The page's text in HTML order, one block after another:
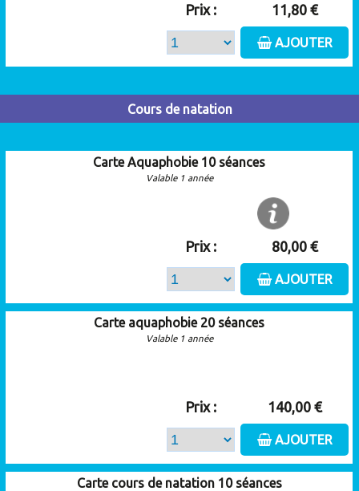
Prix : 11,80 €
AJOUTER
Cours de natation
Carte Aquaphobie 10 séances
Valable 1 année
Prix : 80,00 €
AJOUTER
Carte aquaphobie 20 séances
Valable 1 année
Prix : 140,00 €
AJOUTER
Carte cours de natation 10 séances